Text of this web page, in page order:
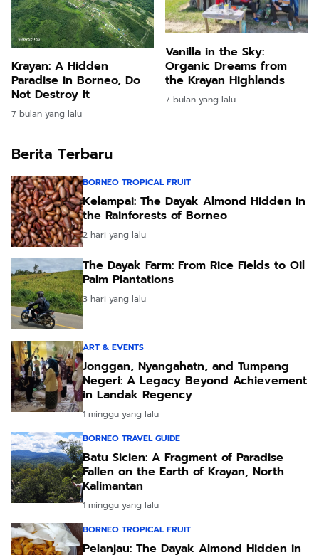
Krayan: A Hidden
Paradise in Borneo, Do
Not Destroy It
7 bulan yang lalu
Vanilla in the Sky:
Organic Dreams from
the Krayan Highlands
7 bulan yang lalu
Berita Terbaru
BORNEO TROPICAL FRUIT
Kelampai: The Dayak Almond Hidden in
the Rainforests of Borneo
2 hari yang lalu
The Dayak Farm: From Rice Fields to Oil
Palm Plantations
3 hari yang lalu
ART & EVENTS
Jonggan, Nyangahatn, and Tumpang
Negeri: A Legacy Beyond Achievement
in Landak Regency
1 minggu yang lalu
BORNEO TRAVEL GUIDE
Batu Sicien: A Fragment of Paradise
Fallen on the Earth of Krayan, North
Kalimantan
1 minggu yang lalu
BORNEO TROPICAL FRUIT
Pelanjau: The Dayak Almond Hidden in